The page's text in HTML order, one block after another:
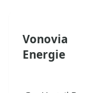
Vonovia
Energie